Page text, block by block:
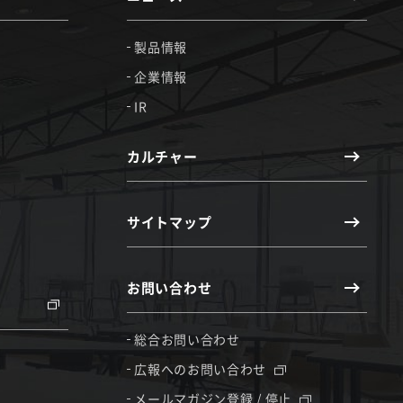
製品情報
企業情報
IR
カルチャー
サイトマップ
お問い合わせ
総合お問い合わせ
広報へのお問い合わせ
メールマガジン登録 / 停止